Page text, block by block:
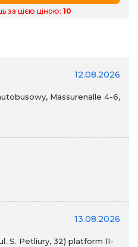
за цією ціною: 10
12.08.2026
Massurenalle 4-6,
13.08.2026
S. Petliury, 32) platform 11-